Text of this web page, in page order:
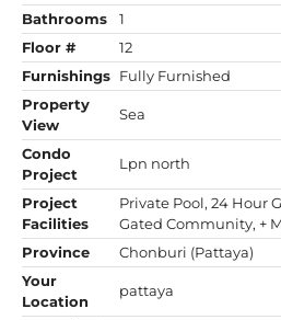
Bathrooms
1
Floor #
12
Furnishings Fully Furnished
Property
View
Sea
Condo
Project
Lpn north
Project
Facilities
Private Pool, 24 Hour
Gated Community, +
Province
Chonburi (Pattaya)
Your
Location
pattaya